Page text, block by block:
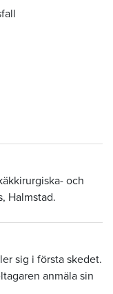
och
Halmstad.
sig i första skedet.
anmäla sin